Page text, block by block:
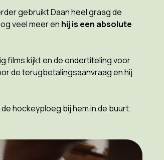
gebruikt Daan heel graag de
veel meer en hij is een absolute
films kijkt en de ondertiteling voor
de terugbetalingsaanvraag en hij
de hockeyploeg bij hem in de buurt.